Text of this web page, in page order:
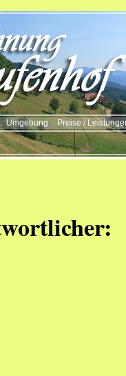
Umgebung Preise /